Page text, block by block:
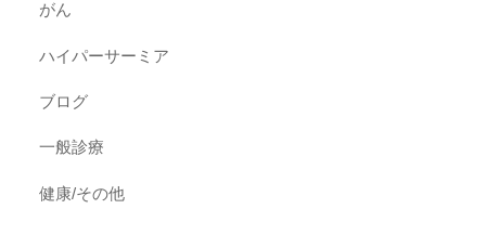
がん
ハイパーサーミア
ブログ
一般診療
健康/その他